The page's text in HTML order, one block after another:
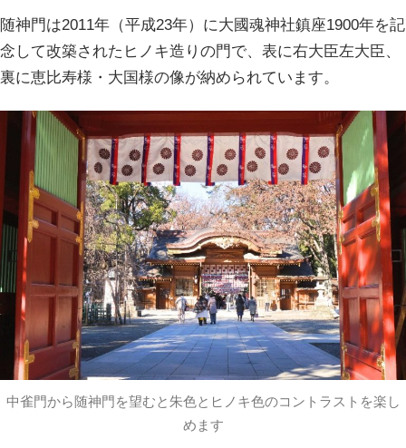
随神門は2011年（平成23年）に大國魂神社鎮座1900年を記
念して改築されたヒノキ造りの門で、表に右大臣左大臣、
裏に恵比寿様・大国様の像が納められています。
中雀門から随神門を望むと朱色とヒノキ色のコントラストを楽し
めます